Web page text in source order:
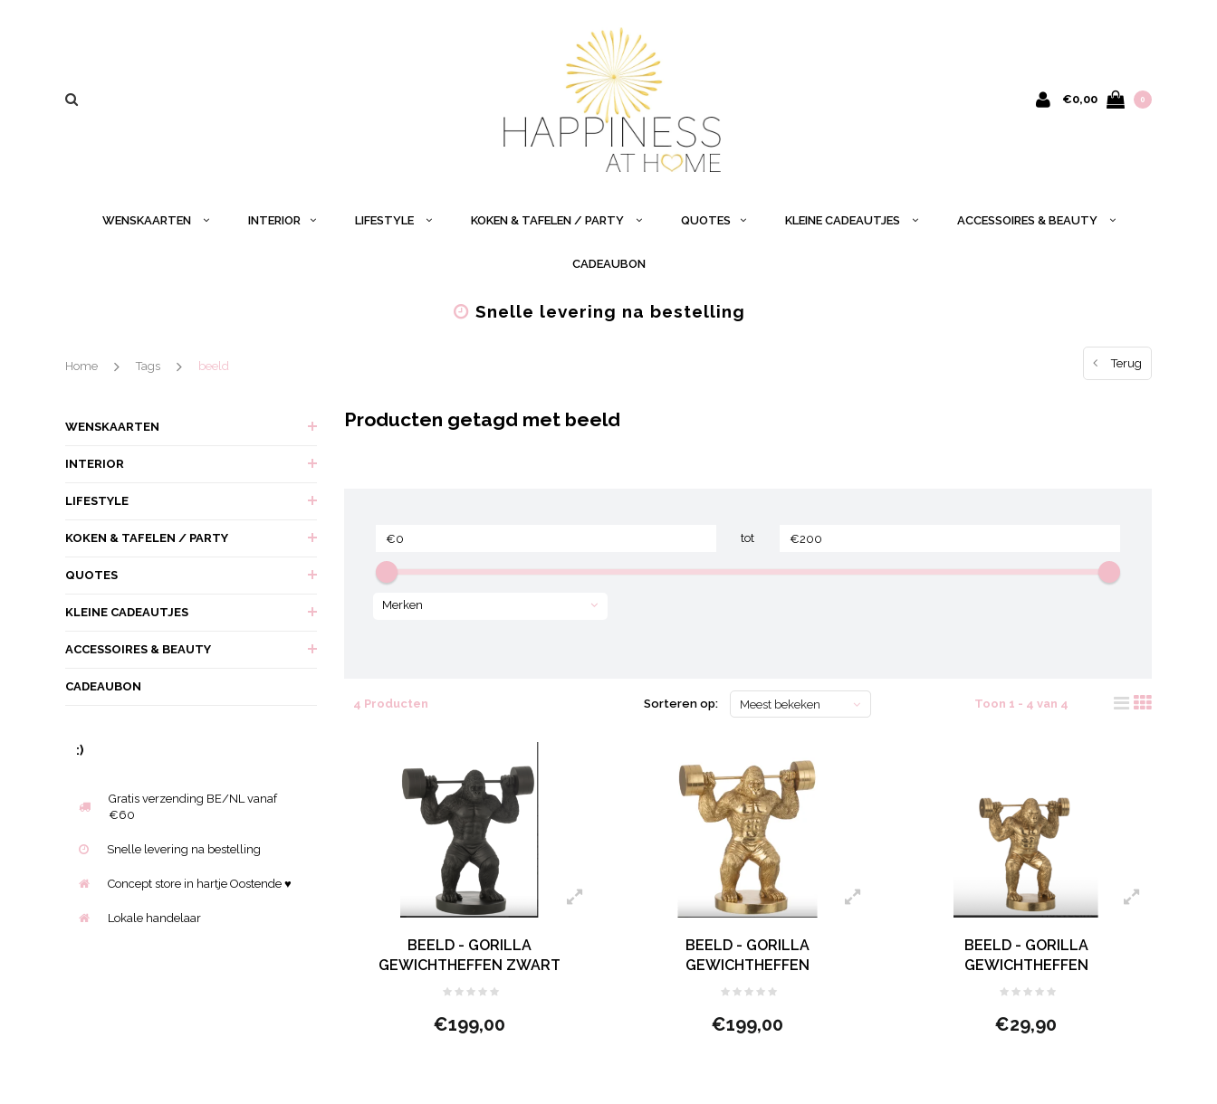
€0,00 0
WENSKAARTEN INTERIOR LIFESTYLE KOKEN & TAFELEN / PARTY QUOTES KLEINE CADEAUTJES ACCESSOIRES & BEAUTY
CADEAUBON
Snelle levering na bestelling
Home Tags beeld Terug
WENSKAARTEN
INTERIOR
LIFESTYLE
KOKEN & TAFELEN / PARTY
QUOTES
KLEINE CADEAUTJES
ACCESSOIRES & BEAUTY
CADEAUBON
:)
Gratis verzending BE/NL vanaf
€60
Snelle levering na bestelling
Concept store in hartje Oostende ♥
Lokale handelaar
Producten getagd met beeld
tot
Merken
4 Producten Sorteren op: Meest bekeken Toon 1 - 4 van 4
BEELD - GORILLA
GEWICHTHEFFEN ZWART
€199,00
BEELD - GORILLA
GEWICHTHEFFEN
€199,00
BEELD - GORILLA
GEWICHTHEFFEN
€29,90